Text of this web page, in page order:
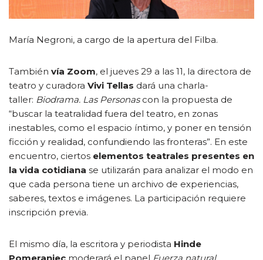
María Negroni, a cargo de la apertura del Filba.
También vía Zoom, el jueves 29 a las 11, la directora de
teatro y curadora Vivi Tellas dará una charla-
taller: Biodrama. Las Personascon la propuesta de
“buscar la teatralidad fuera del teatro, en zonas
inestables, como el espacio íntimo, y poner en tensión
ficción y realidad, confundiendo las fronteras”. En este
encuentro, ciertos elementos teatrales presentes en
la vida cotidiana se utilizarán para analizar el modo en
que cada persona tiene un archivo de experiencias,
saberes, textos e imágenes. La participación requiere
inscripción previa.
El mismo día, la escritora y periodista Hinde